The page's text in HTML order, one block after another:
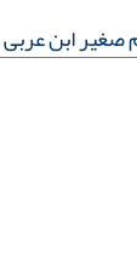
صغیر ابن عربی